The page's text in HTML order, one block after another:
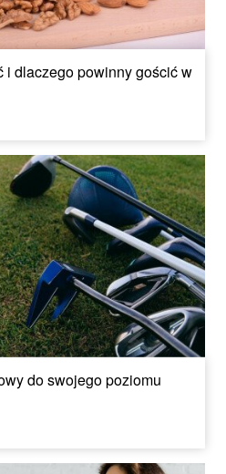
i dlaczego powinny gościć w
do swojego poziomu